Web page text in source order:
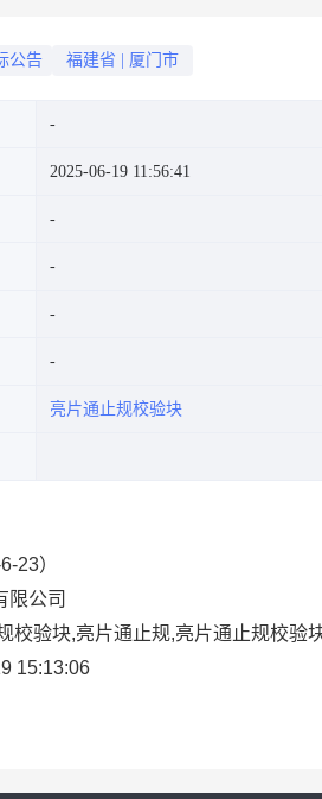
公告 福建省 厦门市
2025-06-19 11:56:41
亮片通止规校验块
23）
限公司
校验块,亮片通止规,亮片通止规校验
15:13:06